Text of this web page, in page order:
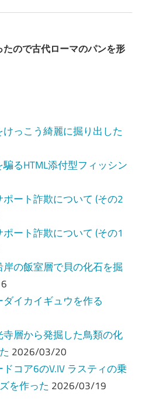
ので古代ローマのパンを形
っこう綺麗に掘り出した
るHTML添付型フィッシン
ート詐欺について (その2
ート詐欺について (その1
の飯室層で貝の化石を掘
イカイギュウを作る
層から発掘した鳥類の化
2026/03/20
コア6のV.IV ラスティの乗
を作った 2026/03/19